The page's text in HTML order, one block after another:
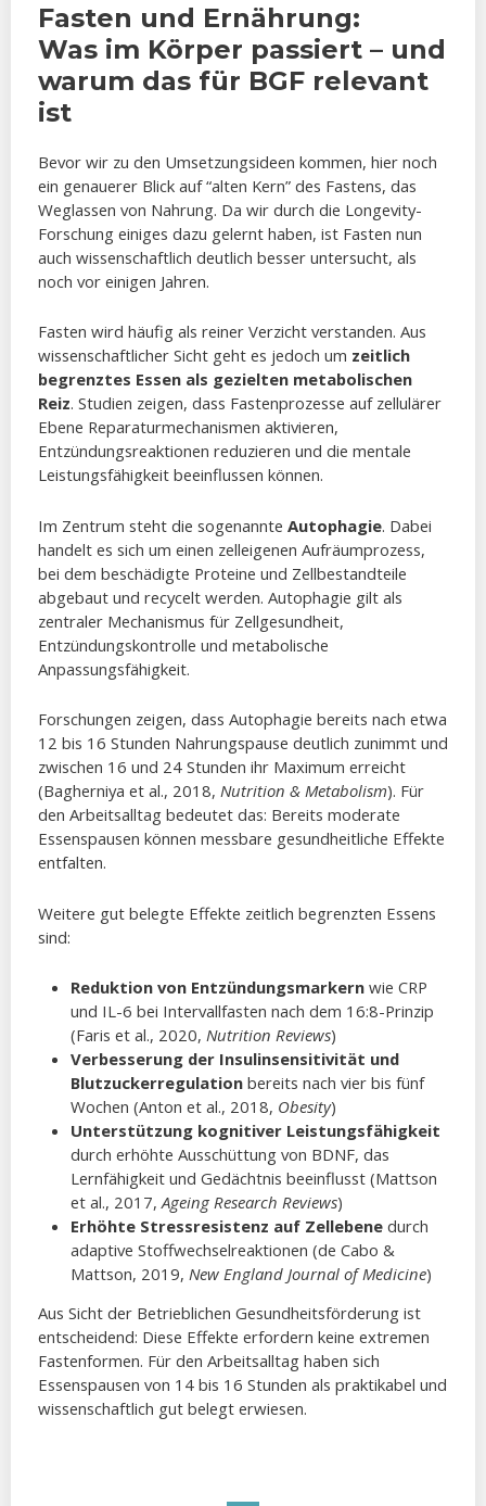
Fasten und Ernährung:
Was im Körper passiert – und
warum das für BGF relevant
ist
Bevor wir zu den Umsetzungsideen kommen, hier noch
ein genauerer Blick auf “alten Kern” des Fastens, das
Weglassen von Nahrung. Da wir durch die Longevity-
Forschung einiges dazu gelernt haben, ist Fasten nun
auch wissenschaftlich deutlich besser untersucht, als
noch vor einigen Jahren.
Fasten wird häufig als reiner Verzicht verstanden. Aus
wissenschaftlicher Sicht geht es jedoch um zeitlich
begrenztes Essen als gezielten metabolischen
Reiz. Studien zeigen, dass Fastenprozesse auf zellulärer
Ebene Reparaturmechanismen aktivieren,
Entzündungsreaktionen reduzieren und die mentale
Leistungsfähigkeit beeinflussen können.
Im Zentrum steht die sogenannte Autophagie. Dabei
handelt es sich um einen zelleigenen Aufräumprozess,
bei dem beschädigte Proteine und Zellbestandteile
abgebaut und recycelt werden. Autophagie gilt als
zentraler Mechanismus für Zellgesundheit,
Entzündungskontrolle und metabolische
Anpassungsfähigkeit.
Forschungen zeigen, dass Autophagie bereits nach etwa
12 bis 16 Stunden Nahrungspause deutlich zunimmt und
zwischen 16 und 24 Stunden ihr Maximum erreicht
(Bagherniya et al., 2018, Nutrition & Metabolism). Für
den Arbeitsalltag bedeutet das: Bereits moderate
Essenspausen können messbare gesundheitliche Effekte
entfalten.
Weitere gut belegte Effekte zeitlich begrenzten Essens
sind:
Reduktion von Entzündungsmarkernwie CRP
und IL-6 bei Intervallfasten nach dem 16:8-Prinzip
(Faris et al., 2020, Nutrition Reviews)
Verbesserung der Insulinsensitivität und
Blutzuckerregulationbereits nach vier bis fünf
Wochen (Anton et al., 2018, Obesity)
Unterstützung kognitiver Leistungsfähigkeit
durch erhöhte Ausschüttung von BDNF, das
Lernfähigkeit und Gedächtnis beeinflusst (Mattson
et al., 2017,Ageing Research Reviews)
Erhöhte Stressresistenz auf Zellebenedurch
adaptive Stoffwechselreaktionen (de Cabo &
Mattson, 2019, New England Journal of Medicine)
Aus Sicht der Betrieblichen Gesundheitsförderung ist
entscheidend: Diese Effekte erfordern keine extremen
Fastenformen. Für den Arbeitsalltag haben sich
Essenspausen von 14 bis 16 Stunden als praktikabel und
wissenschaftlich gut belegt erwiesen.